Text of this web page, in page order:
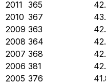
2011 365
2010 367
2009 363
2008 364
2007 368
2006 381
2005 376